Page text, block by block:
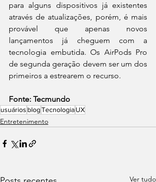
para alguns dispositivos já existentes
através de atualizações, porém, é mais
provável que apenas novos
lançamentos já cheguem com a
tecnologia embutida. Os AirPods Pro
de segunda geração devem ser um dos
primeiros a estrearem o recurso.
Fonte: Tecmundo
usuários blogTecnologiaUX
Entretenimento
Ver tudo